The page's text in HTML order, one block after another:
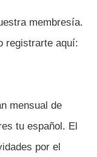
membresía.
registrarte aquí:
mensual de
tu español. El
por el